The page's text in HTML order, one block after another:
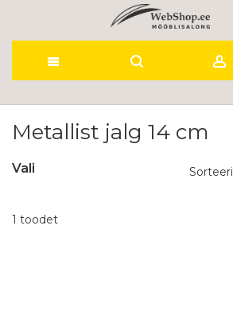
toMetallist jalg 14 cm
1 toodet
Sorteeri
Vali